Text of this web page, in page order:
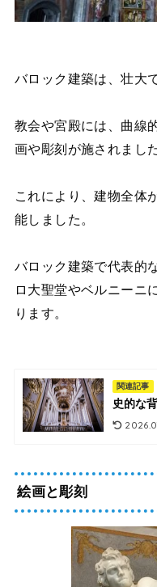
バロック建築は、壮大
教会や宮殿には、曲線
画や彫刻が施されました
これにより、建物全体
能しました。
バロック建築で代表的
ロ大聖堂やベルニーニ
ります。
関連記事
史的な
絵画と彫刻